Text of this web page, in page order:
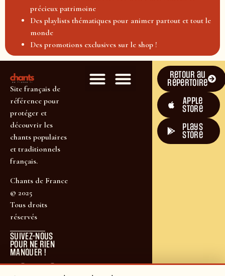
précieux patrimoine
Des playlists thématiques pour animer partout et tout le
monde
Des promotions exclusives sur le shop !
Site français de
référence pour
protéger et
découvrir les
chants populaires
et traditionnels
français.
Chants de France
© 2025
Tous droits
réservés
SUIVEZ-NOUS
POUR NE RIEN
MANQUER !
Retour au
répertoire
Apple
Store
plays
store